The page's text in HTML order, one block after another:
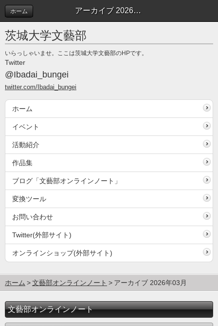
アーカイブ 2026年03月 | 文藝部オンラインノート
ホーム
茨城大学文藝部
いらっしゃいませ。ここは茨城大学文藝部のHPです。
Twitter
@Ibadai_bungei
twitter.com/Ibadai_bungei
ホーム
イベント
活動紹介
作品集
ブログ「文藝部オンラインノート」
変換ツール
お問い合わせ
Twitter(外部サイト)
オンラインショップ(外部サイト)
ホーム 文藝部オンラインノート アーカイブ 2026年03月
文藝部オンラインノート